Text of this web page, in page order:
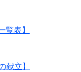
覧表】
献立】